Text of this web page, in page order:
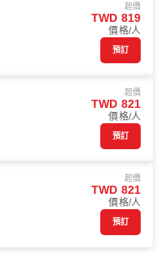
起價
TWD 819
價格/人
預訂
起價
TWD 821
價格/人
預訂
起價
TWD 821
價格/人
預訂